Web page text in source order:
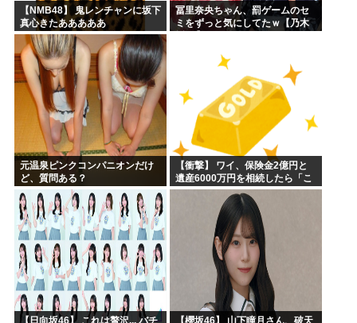
【NMB48】 鬼レンチャンに坂下
真心きたあああああ
冨里奈央ちゃん、罰ゲームのセ
ミをずっと気にしてたｗ【乃木
元温泉ピンクコンパニオンだけ
ど、質問ある？
【衝撃】 ワイ、保険金2億円と
遺産6000万円を相続したら「こ
う」なった・・・
【日向坂46】 これは贅沢... バチ 【櫻坂46】 山下瞳月さん、破天